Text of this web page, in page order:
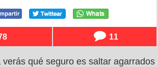
11
qué seguro es saltar agarrados